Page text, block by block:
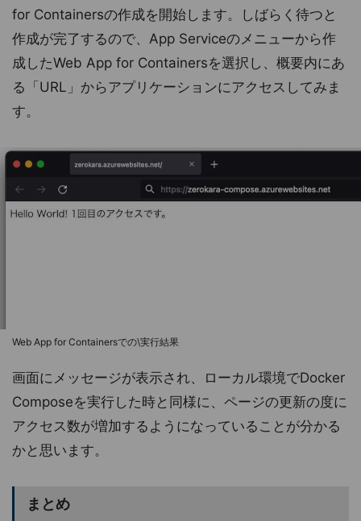
for Containersの作成を開始します。しばらく待つと
作成が完了するので、App Serviceのメニューから作
成したWeb App for Containersを選択し、概要内にあ
る「URL」からアプリケーションにアクセスしてみま
す。
Web App for Containersでの\実行結果
画面にメッセージが表示され、ローカル環境でDocker
Composeを実行した時と同様に、ページの更新の度に
アクセス数が増加するようになっていることが分かる
かと思います。
まとめ